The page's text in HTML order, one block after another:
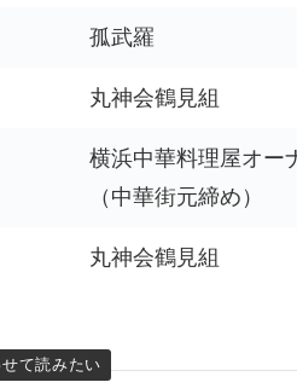
孤武羅
丸神会鶴見組
横浜中華料理屋オー
（中華街元締め）
丸神会鶴見組